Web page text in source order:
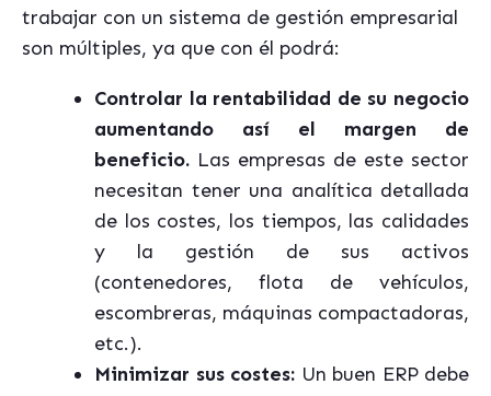
trabajar con un sistema de gestión empresarial
son múltiples, ya que con él podrá:
Controlar la rentabilidad de su negocio
aumentando así el margen de
beneficio. Las empresas de este sector
necesitan tener una analítica detallada
de los costes, los tiempos, las calidades
y la gestión de sus activos
(contenedores, flota de vehículos,
escombreras, máquinas compactadoras,
etc.).
Minimizar sus costes: Un buen ERP debe